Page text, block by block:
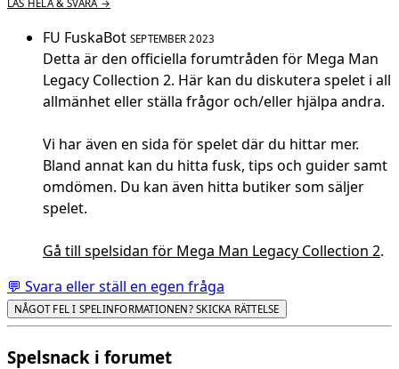
LÄS HELA & SVARA →
FU FuskaBot SEPTEMBER 2023
Detta är den officiella forumtråden för Mega Man
Legacy Collection 2. Här kan du diskutera spelet i all
allmänhet eller ställa frågor och/eller hjälpa andra.
Vi har även en sida för spelet där du hittar mer.
Bland annat kan du hitta fusk, tips och guider samt
omdömen. Du kan även hitta butiker som säljer
spelet.
Gå till spelsidan för Mega Man Legacy Collection 2.
💬 Svara eller ställ en egen fråga
NÅGOT FEL I SPELINFORMATIONEN? SKICKA RÄTTELSE
Spelsnack i forumet